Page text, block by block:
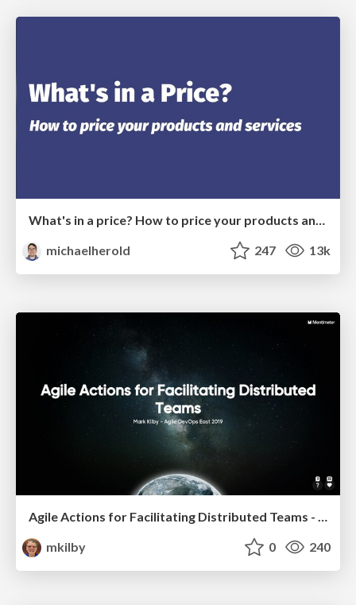
What's in a price? How to price your products and services
michaelherold
247 13k
Agile Actions for Facilitating Distributed Teams - ADO2019
mkilby
0 240